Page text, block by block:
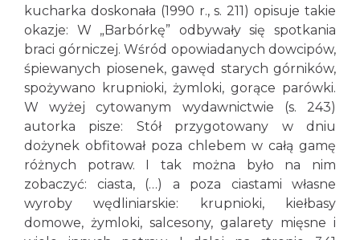
kucharka doskonała (1990 r., s. 211) opisuje takie
okazje: W „Barbórkę” odbywały się spotkania
braci górniczej. Wśród opowiadanych dowcipów,
śpiewanych piosenek, gawęd starych górników,
spożywano krupnioki, żymloki, gorące parówki.
W wyżej cytowanym wydawnictwie (s. 243)
autorka pisze: Stół przygotowany w dniu
dożynek obfitował poza chlebem w całą gamę
różnych potraw. I tak można było na nim
zobaczyć: ciasta, (…) a poza ciastami własne
wyroby wędliniarskie: krupnioki, kiełbasy
domowe, żymloki, salcesony, galarety mięsne i